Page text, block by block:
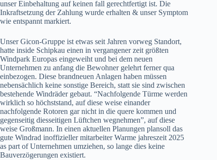
unser Einbehaltung auf keinen fall gerechtfertigt ist. Die
Inkraftsetzung der Zahlung wurde erhalten & unser Symptom
wie entspannt markiert.
Unser Gicon-Gruppe ist etwas seit Jahren vorweg Standort,
hatte inside Schipkau einen in vergangener zeit größten
Windpark Europas eingeweiht und bei dem neuen
Unternehmen zu anfang die Bewohner gelehrt ferner qua
einbezogen. Diese brandneuen Anlagen haben müssen
nebensächlich keine sonstige Bereich, statt sie sind zwischen
bestehende Windräder gebaut. “Nachfolgende Türme werden
wirklich so höchststand, auf diese weise einander
nachfolgende Rotoren gar nicht in die quere kommen und
gegenseitig diesseitigen Lüftchen wegnehmen”, auf diese
weise Großmann. In einen aktuellen Planungen plansoll das
gute Windrad inoffizieller mitarbeiter Warme jahreszeit 2025
as part of Unternehmen umziehen, so lange dies keine
Bauverzögerungen existiert.